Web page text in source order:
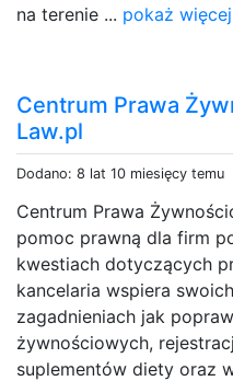
na terenie ... pokaż
Centrum Prawa
Law.pl
Dodano: 8 lat 10 miesięcy temu
Centrum Prawa
pomoc prawną dla firm
kwestiach dotyczących
kancelaria wspiera
zagadnieniach jak
żywnościowych,
suplementów diety oraz